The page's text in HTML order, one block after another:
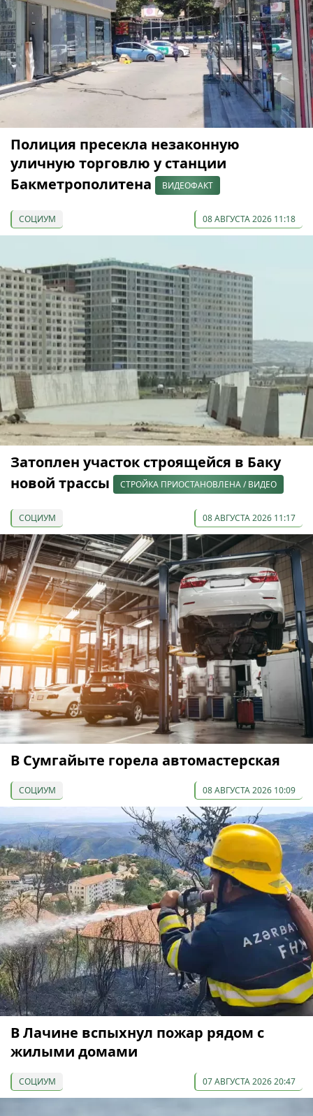
Полиция пресекла незаконную
уличную торговлю у станции
Бакметрополитена
ВИДЕОФАКТ
СОЦИУМ 08 АВГУСТА 2026 11:18
Затоплен участок строящейся в Баку
новой трассы
СТРОЙКА ПРИОСТАНОВЛЕНА / ВИДЕО
СОЦИУМ 08 АВГУСТА 2026 11:17
В Сумгайыте горела автомастерская
СОЦИУМ 08 АВГУСТА 2026 10:09
В Лачине вспыхнул пожар рядом с
жилыми домами
СОЦИУМ 07 АВГУСТА 2026 20:47